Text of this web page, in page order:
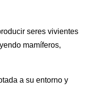
seres vivientes
mamíferos,
a su entorno y